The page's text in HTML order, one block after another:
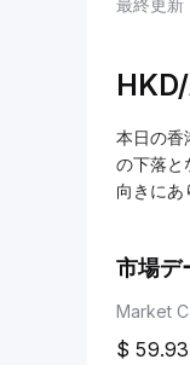
最終更
HKD/
本日の
の下落
向きにあ
市場デ
Market